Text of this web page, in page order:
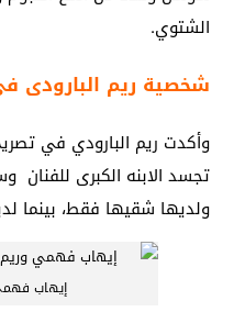
الشتوي.
شخصية ريم
وأكدت ريم البارودي في
تجسد الابنه الكبرى
ولديها شقيها فقط، بينما
إيهاب